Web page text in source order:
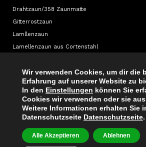
Drahtzaun/358 Zaunmatte
Gitterrostzaun
Lamllenzaun
Lamellenzaun aus Cortenstahl
weitere Informationen
Prospekte
Allgemeine Geschäftsbedingungen
Wir verwenden Cookies, um dir die
Erfahrung auf unserer Website zu
In den Einstellungen können Sie
Cookies wir verwenden oder sie
Weitere Informationen erhalten Sie
Datenschutzseite Datenschutzseite.
Alle Akzeptieren Ablehnen